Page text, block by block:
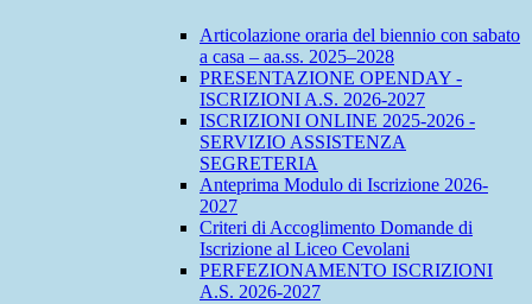
Articolazione oraria del biennio con sabato
a casa – aa.ss. 2025–2028
PRESENTAZIONE OPENDAY -
ISCRIZIONI A.S. 2026-2027
ISCRIZIONI ONLINE 2025-2026 -
SERVIZIO ASSISTENZA
SEGRETERIA
Anteprima Modulo di Iscrizione 2026-
2027
Criteri di Accoglimento Domande di
Iscrizione al Liceo Cevolani
PERFEZIONAMENTO ISCRIZIONI
A.S. 2026-2027